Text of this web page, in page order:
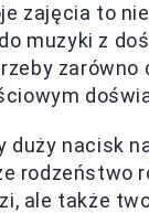
zajęcia to
muzyki z
zarówno
duży nacisk
rodzeństwo
ale także